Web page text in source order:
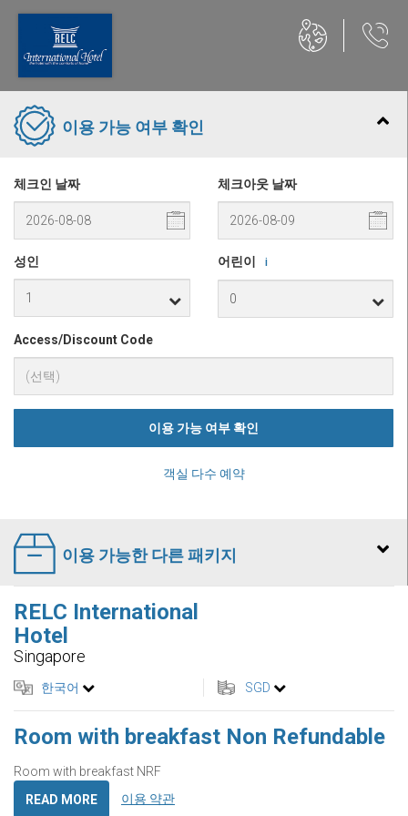
이용 가능 여부 확인
체크인 날짜 체크아웃 날짜
성인 어린이 i
Access/Discount Code
이용 가능 여부 확인
객실 다수 예약
이용 가능한 다른 패키지
RELC International
Hotel
Singapore
한국어 SGD
Room with breakfast Non Refundable
Room with breakfast NRF
READ MORE
이용 약관